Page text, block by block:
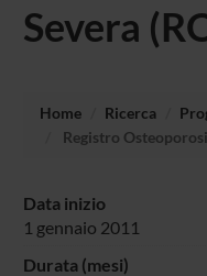
Severa
Home Ricerca
Registro
Data inizio
1 gennaio 2011
Durata (mesi)